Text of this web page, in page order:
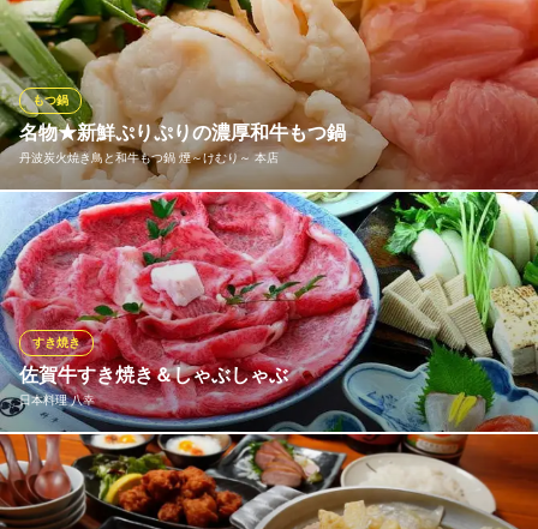
味噌を混ぜ合わせた、秘伝の出汁の旨味が絶品です。具材には、
ネギ・ニラ・モヤシ・白菜・豆腐・揚げ・牛ホルモン・豚バラ・
鶏つくねの9種類。出汁の辛さは、赤0番から赤10番までの11段階
をご用意しております。お好みの辛さをご指定ください。
赤から鍋とせせり焼き 赤から 梅田お初天神店
赤から鍋と焼肉
大阪メトロ谷町線東梅田駅 徒歩3分
大阪府大阪市北区曾根崎2-5-20 お初天神ビル2F
名物★新鮮ぷりぷりの濃厚和牛もつ鍋
丹波炭火焼き鳥と和牛もつ鍋 煙～けむり～ 本店
もつ鍋
お鍋の季節は煙の【和牛もつ鍋】で決まり！！去年は大好評いた
だきました焼き鳥に次ぐ第二の当店の名物です。こだわって選ん
だ新鮮ぷりぷりの濃厚和牛もつと特製スープがたまらない♪お味
は、『さっぱり醤油』『ピリ辛赤から』『こってり味噌』の3種類
からお選びください♪
丹波炭火焼き鳥と和牛もつ鍋 煙～けむり～ 本店
喫煙可梅田もつ鍋焼き鳥
阪急線梅田駅 徒歩5分
大阪府大阪市北区曽根崎2-5-27 2F
佐賀牛すき焼き＆しゃぶしゃぶ
日本料理 八幸
すき焼き
【佐賀牛サーロイン150g使用】八幸こだわりの厳選和牛で「すき
焼き」「しゃぶしゃぶ」を贅沢にお愉しみいただけます。ご宴会
や接待に大変多くご利用いただいております。〆まで心ゆくまで